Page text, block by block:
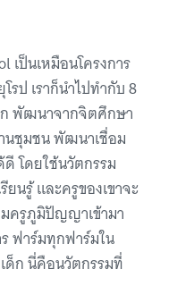
เป็นเหมือนโครงการ
รป เราก็นำไปทำกับ 8
พัฒนาจากจิตศึกษา
านชุมชน พัฒนาเชื่อม
โดยใช้นวัตกรรม
ยนรู้ และครูของเขาจะ
มครูภูมิปัญญาเข้ามา
ฟาร์มทุกฟาร์มใน
ด็ก นี่คือนวัตกรรมที่